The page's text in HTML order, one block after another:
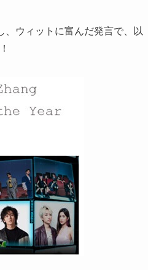
ウィットに富んだ発言で、以